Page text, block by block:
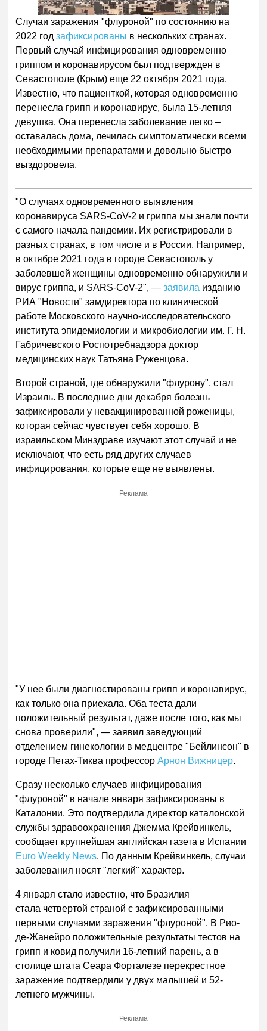
Случаи заражения "флуроной" по состоянию на
2022 годзафиксированы в нескольких странах.
Первый случай инфицирования одновременно
гриппом и коронавирусом был подтвержден в
Севастополе (Крым) еще 22 октября 2021 года.
Известно, что пациенткой, которая одновременно
перенесла грипп и коронавирус, была 15-летняя
девушка. Она перенесла заболевание легко –
оставалась дома, лечилась симптоматически всеми
необходимыми препаратами и довольно быстро
выздоровела.
"О случаях одновременного выявления
коронавируса SARS-CoV-2 и гриппа мы знали почти
с самого начала пандемии. Их регистрировали в
разных странах, в том числе и в России. Например,
в октябре 2021 года в городе Севастополь у
заболевшей женщины одновременно обнаружили и
вирус гриппа, и SARS-CoV-2", —заявила изданию
РИА "Новости" замдиректора по клинической
работе Московского научно-исследовательского
института эпидемиологии и микробиологии им. Г. Н.
Габричевского Роспотребнадзора доктор
медицинских наук Татьяна Руженцова.
Второй страной, где обнаружили "флурону", стал
Израиль. В последние дни декабря болезнь
зафиксировали у невакцинированной роженицы,
которая сейчас чувствует себя хорошо. В
израильском Минздраве изучают этот случай и не
исключают, что есть ряд других случаев
инфицирования, которые еще не выявлены.
Реклама
"У нее были диагностированы грипп и коронавирус,
как только она приехала. Оба теста дали
положительный результат, даже после того, как мы
снова проверили", — заявил заведующий
отделением гинекологии в медцентре "Бейлинсон" в
городе Петах-Тиква профессорАрнон Вижницер.
Сразу несколько случаев инфицирования
"флуроной" в начале января зафиксированы в
Каталонии. Это подтвердила директор каталонской
службы здравоохранения Джемма Крейвинкель,
сообщает крупнейшая английская газета в Испании
Euro Weekly News. По данным Крейвинкель, случаи
заболевания носят "легкий" характер.
4 января стало известно, что Бразилия
стала четвертой страной с зафиксированными
первыми случаями заражения "флуроной". В Рио-
де-Жанейро положительные результаты тестов на
грипп и ковид получили 16-летний парень, а в
столице штата Сеара Форталезе перекрестное
заражение подтвердили у двух малышей и 52-
летнего мужчины.
Реклама